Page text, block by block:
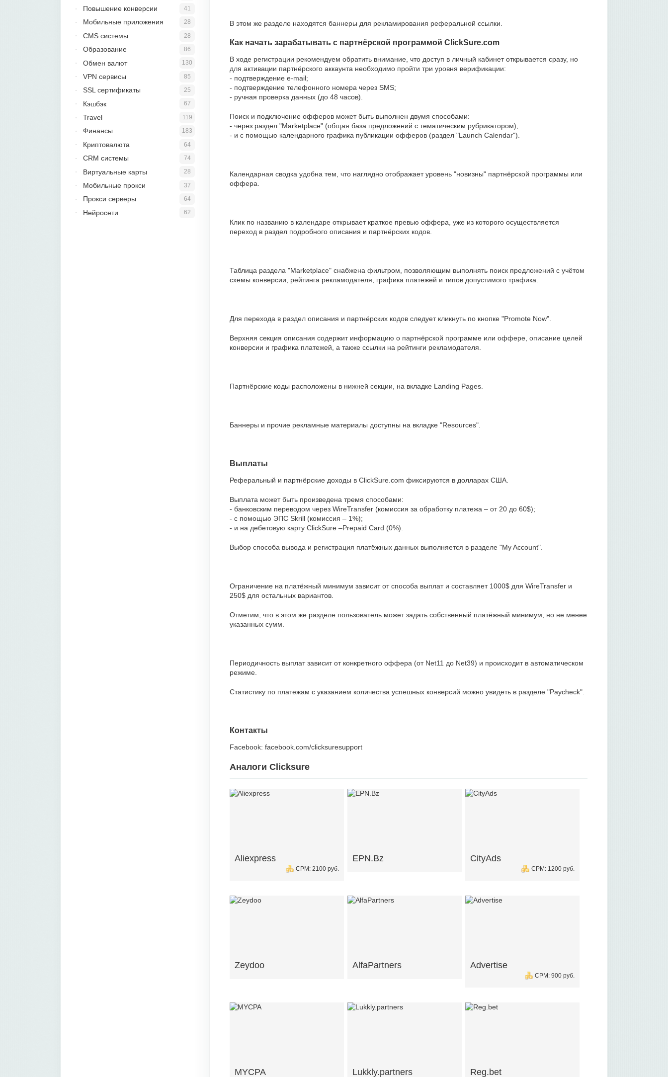
В этом же разделе находятся баннеры для рекламирования реферальной ссылки.
Как начать зарабатывать с партнёрской программой ClickSure.com
В ходе регистрации рекомендуем обратить внимание, что доступ в личный кабинет открывается сразу, но
для активации партнёрского аккаунта необходимо пройти три уровня верификации:
- подтверждение e-mail;
- подтверждение телефонного номера через SMS;
- ручная проверка данных (до 48 часов).
Поиск и подключение офферов может быть выполнен двумя способами:
- через раздел "Marketplace" (общая база предложений с тематическим рубрикатором);
- и с помощью календарного графика публикации офферов (раздел "Launch Calendar").
Календарная сводка удобна тем, что наглядно отображает уровень "новизны" партнёрской программы или
оффера.
Клик по названию в календаре открывает краткое превью оффера, уже из которого осуществляется
переход в раздел подробного описания и партнёрских кодов.
Таблица раздела "Marketplace" снабжена фильтром, позволяющим выполнять поиск предложений с учётом
схемы конверсии, рейтинга рекламодателя, графика платежей и типов допустимого трафика.
Для перехода в раздел описания и партнёрских кодов следует кликнуть по кнопке "Promote Now".
Верхняя секция описания содержит информацию о партнёрской программе или оффере, описание целей
конверсии и графика платежей, а также ссылки на рейтинги рекламодателя.
Партнёрские коды расположены в нижней секции, на вкладке Landing Pages.
Баннеры и прочие рекламные материалы доступны на вкладке "Resources".
Выплаты
Реферальный и партнёрские доходы в ClickSure.com фиксируются в долларах США.
Выплата может быть произведена тремя способами:
- банковским переводом через WireTransfer (комиссия за обработку платежа – от 20 до 60$);
- с помощью ЭПС Skrill (комиссия – 1%);
- и на дебетовую карту ClickSure –Prepaid Card (0%).
Выбор способа вывода и регистрация платёжных данных выполняется в разделе "My Account".
Ограничение на платёжный минимум зависит от способа выплат и составляет 1000$ для WireTransfer и
250$ для остальных вариантов.
Отметим, что в этом же разделе пользователь может задать собственный платёжный минимум, но не менее
указанных сумм.
Периодичность выплат зависит от конкретного оффера (от Net11 до Net39) и происходит в автоматическом
режиме.
Статистику по платежам с указанием количества успешных конверсий можно увидеть в разделе "Paycheck".
Контакты
Facebook: facebook.com/clicksuresupport
Аналоги Clicksure
Aliexpress
CPM: 2100 руб.
EPN.Bz CityAds
CPM: 1200 руб.
Zeydoo AlfaPartners Advertise
CPM: 900 руб.
MYCPA Lukkly.partners Reg.bet
41
Повышение конверсии
28
Мобильные приложения
28
CMS системы
86
Образование
130
Обмен валют
85
VPN сервисы
25
SSL сертификаты
67
Кэшбэк
119
Travel
183
Финансы
64
Криптовалюта
74
CRM системы
28
Виртуальные карты
37
Мобильные прокси
64
Прокси серверы
62
Нейросети